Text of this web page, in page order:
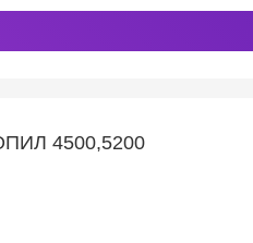
4500,5200